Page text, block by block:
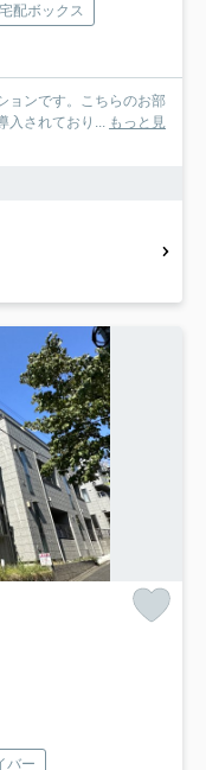
宅配ボックス
ョンです。こちらのお部
入されており...
もっと見
バー